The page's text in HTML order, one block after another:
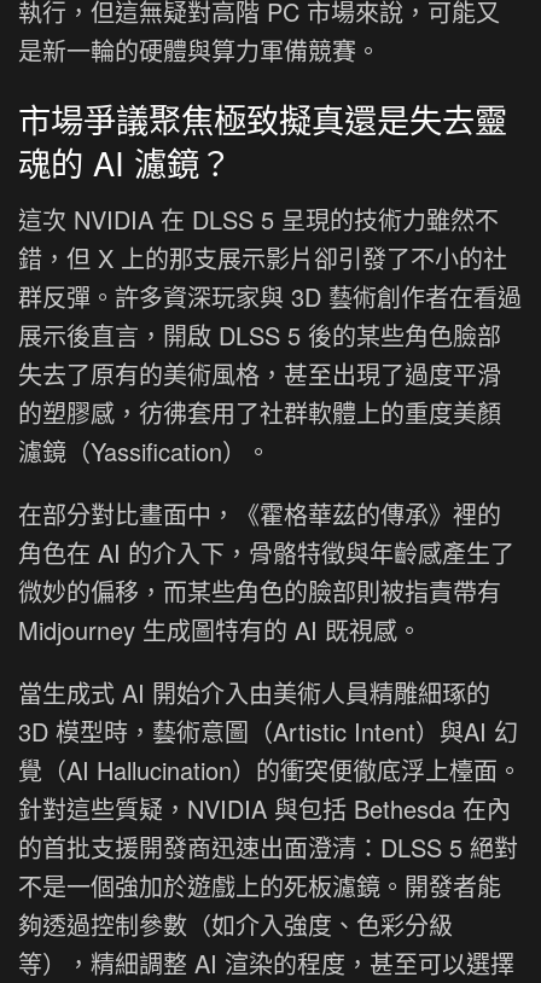
執行，但這無疑對高階 PC 市場來說，可能又
是新一輪的硬體與算力軍備競賽。
市場爭議聚焦極致擬真還是失去靈
魂的 AI 濾鏡？
這次 NVIDIA 在 DLSS 5 呈現的技術力雖然不
錯，但 X 上的那支展示影片卻引發了不小的社
群反彈。許多資深玩家與 3D 藝術創作者在看過
展示後直言，開啟 DLSS 5 後的某些角色臉部
失去了原有的美術風格，甚至出現了過度平滑
的塑膠感，彷彿套用了社群軟體上的重度美顏
濾鏡（Yassification）。
在部分對比畫面中，《霍格華茲的傳承》裡的
角色在 AI 的介入下，骨骼特徵與年齡感產生了
微妙的偏移，而某些角色的臉部則被指責帶有
Midjourney 生成圖特有的 AI 既視感。
當生成式 AI 開始介入由美術人員精雕細琢的
3D 模型時，藝術意圖（Artistic Intent）與AI 幻
覺（AI Hallucination）的衝突便徹底浮上檯面。
針對這些質疑，NVIDIA 與包括 Bethesda 在內
的首批支援開發商迅速出面澄清：DLSS 5 絕對
不是一個強加於遊戲上的死板濾鏡。開發者能
夠透過控制參數（如介入強度、色彩分級
等），精細調整 AI 渲染的程度，甚至可以選擇